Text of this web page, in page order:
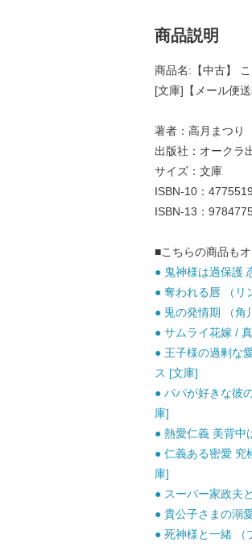
商品説明
商品名:【中古】
[文庫]【メール便送
著者：高月まつり
出版社：オークラ
サイズ：文庫
ISBN-10：
ISBN-13：
■こちらの商品も
● 鬼神様は過保護
● 奪われる唇 （リ
● 兎の発情期 （角
● サムライ花嫁 /
● 王子様の過剰な
ス [文庫]
● パパが好きな彼
庫]
● 熱愛仁義 美背中
● 仁義ある密愛 究
庫]
● スーパー家政夫
● 貴公子さまの溺
● 死神様と一緒 （